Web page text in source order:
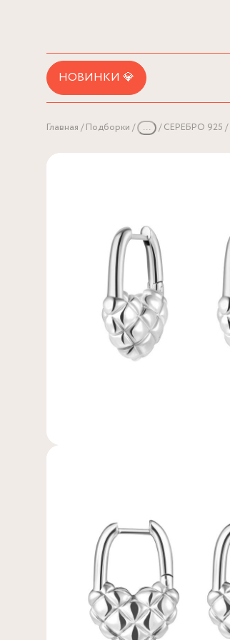
НОВИНКИ 💎
Главная Подборки ... СЕРЕБРО 925